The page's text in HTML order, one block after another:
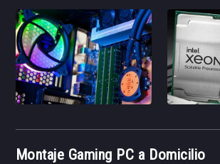
Montaje Gaming PC a Domicilio